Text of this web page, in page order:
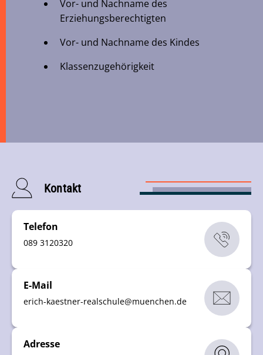
Vor- und Nachname des
Erziehungsberechtigten
Vor- und Nachname des Kindes
Klassenzugehörigkeit
Kontakt
Telefon
089 3120320
E-Mail
erich-kaestner-realschule@muenchen.de
Adresse